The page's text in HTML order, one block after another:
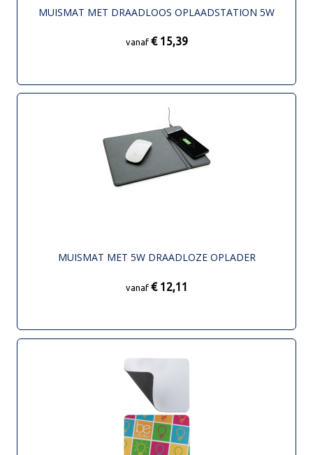
MUISMAT MET DRAADLOOS OPLAADSTATION 5W
vanaf € 15,39
MUISMAT MET 5W DRAADLOZE OPLADER
vanaf € 12,11